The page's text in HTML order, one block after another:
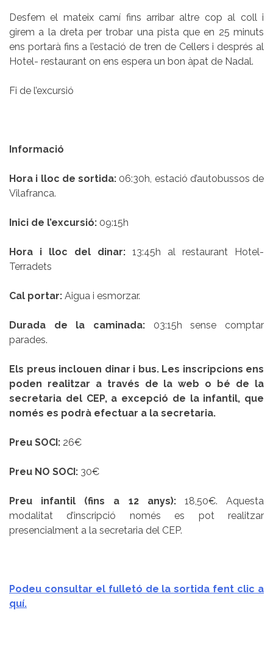
Desfem el mateix camí fins arribar altre cop al coll i
girem a la dreta per trobar una pista que en 25 minuts
ens portarà fins a l’estació de tren de Cellers i després al
Hotel- restaurant on ens espera un bon àpat de Nadal.
Fi de l’excursió
Informació
Hora i lloc de sortida: 06:30h, estació d’autobussos de
Vilafranca.
Inici de l’excursió: 09:15h
Hora i lloc del dinar: 13:45h al restaurant Hotel-
Terradets
Cal portar: Aigua i esmorzar.
Durada de la caminada: 03:15h sense comptar
parades.
Els preus inclouen dinar i bus. Les inscripcions ens
poden realitzar a través de la web o bé de la
secretaria del CEP, a excepció de la infantil, que
només es podrà efectuar a la secretaria.
Preu SOCI: 26€
Preu NO SOCI: 30€
Preu infantil (fins a 12 anys):18,50€. Aquesta
modalitat d’inscripció només es pot realitzar
presencialment a la secretaria del CEP.
Podeu consultar el fulletó de la sortida fent clic a
quí.